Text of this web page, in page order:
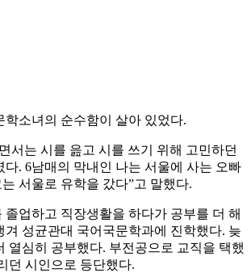
학소녀의 순수함이 살아 있었다.
서는 시를 읊고 시를 쓰기 위해 고민하던
다. 6남매의 막내인 나는 서울에 사는 오빠
서울로 유학을 갔다”고 말했다.
졸업하고 직장생활을 하다가 공부를 더 해
겨 성균관대 국어국문학과에 진학했다. 늦
열심히 공부했다. 부전공으로 교직을 택했
던 시인으로 등단했다.